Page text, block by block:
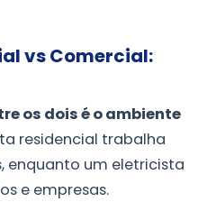
vs Comercial:
os dois é o ambiente
residencial trabalha
enquanto um eletricista
e empresas.